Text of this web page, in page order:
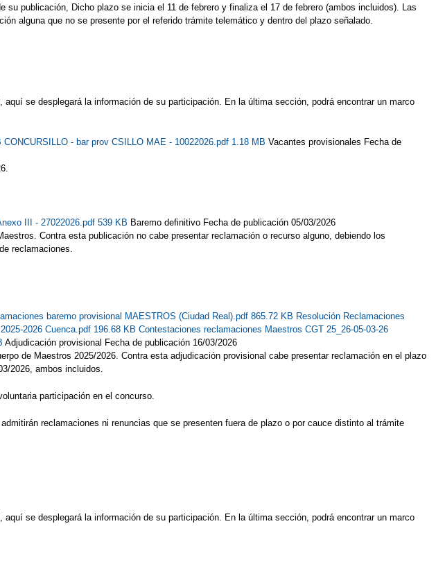
publicación, Dicho plazo se inicia el 11 de febrero y finaliza el 17 de febrero (ambos incluidos). Las
alguna que no se presente por el referido trámite telemático y dentro del plazo señalado.
se desplegará la información de su participación. En la última sección, podrá encontrar un marco
CONCURSILLO - bar prov CSILLO MAE - 10022026.pdf 1.18 MB Vacantes provisionales Fecha de
III - 27022026.pdf 539 KB Baremo definitivo Fecha de publicación 05/03/2026
Contra esta publicación no cabe presentar reclamación o recurso alguno, debiendo los
reclamaciones.
baremo provisional MAESTROS (Ciudad Real).pdf 865.72 KB Resolución Reclamaciones
2026 Cuenca.pdf 196.68 KB Contestaciones reclamaciones Maestros CGT 25_26-05-03-26
Adjudicación provisional Fecha de publicación 16/03/2026
de Maestros 2025/2026. Contra esta adjudicación provisional cabe presentar reclamación en el plazo
2026, ambos incluidos.
participación en el concurso.
reclamaciones ni renuncias que se presenten fuera de plazo o por cauce distinto al trámite
se desplegará la información de su participación. En la última sección, podrá encontrar un marco